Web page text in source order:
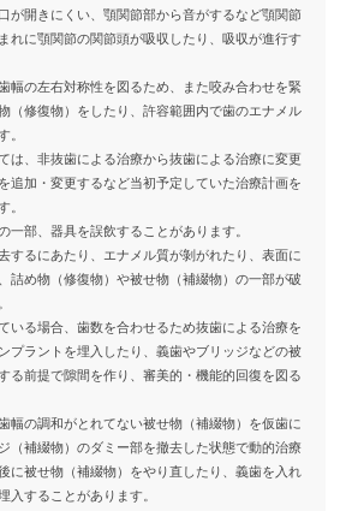
が開きにくい、顎関節部から音がするなど顎関節
れに顎関節の関節頭が吸収したり、吸収が進行す
幅の左右対称性を図るため、また咬み合わせを緊
（修復物）をしたり、許容範囲内で歯のエナメル
。
は、非抜歯による治療から抜歯による治療に変更
追加・変更するなど当初予定していた治療計画を
。
一部、器具を誤飲することがあります。
するにあたり、エナメル質が剝がれたり、表面に
詰め物（修復物）や被せ物（補綴物）の一部が破
いる場合、歯数を合わせるため抜歯による治療を
プラントを埋入したり、義歯やブリッジなどの被
る前提で隙間を作り、審美的・機能的回復を図る
幅の調和がとれてない被せ物（補綴物）を仮歯に
（補綴物）のダミー部を撤去した状態で動的治療
に被せ物（補綴物）をやり直したり、義歯を入れ
入することがあります。